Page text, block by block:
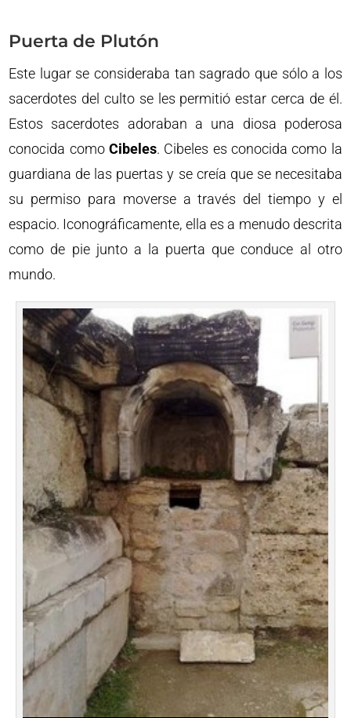
Puerta de Plutón
Este lugar se consideraba tan sagrado que sólo a los
sacerdotes del culto se les permitió estar cerca de él.
Estos sacerdotes adoraban a una diosa poderosa
conocida como Cibeles. Cibeles es conocida como la
guardiana de las puertas y se creía que se necesitaba
su permiso para moverse a través del tiempo y el
espacio. Iconográficamente, ella es a menudo descrita
como de pie junto a la puerta que conduce al otro
mundo.